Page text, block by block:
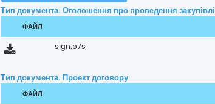
Тип документа: Оголошення про проведення закупівлі
ФАЙЛ
sign.p7s
Тип документа: Проект договору
ФАЙЛ